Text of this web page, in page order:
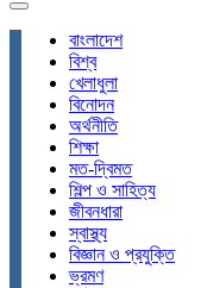
বাংলাদেশ
বিশ্ব
খেলাধুলা
বিনোদন
অর্থনীতি
শিক্ষা
মত-দ্বিমত
শিল্প ও সাহিত্য
জীবনধারা
স্বাস্থ্য
বিজ্ঞান ও প্রযুক্তি
ভ্রমণ